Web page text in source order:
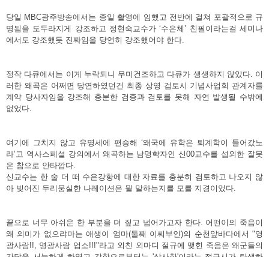
당일 MBC광주방송에서는 종일 촬영에 임했고 전반에 걸쳐 포괄적으로 규
명됨을 도두라지게 강조하고 정현숙교수가 ‘수은체’ 친필이라는걸 세미나
에서도 강조했듯 진짜임을 당연히 강조했어야 한다.
정작 다큐에서는 이게 누락되니 무미건조하고 다큐가 생생하지 않았다. 이
러한 왜곡은 어쩌면 당연하였던건 최종 상영 검토시 기념사업회 관계자를
계약 당사자임을 강조해 충분한 검증과 검토를 못해 자연 발생될 수밖에
없었다.
여기에 그치지 않고 유명세에 편승해 ‘왜국에 유학은 퇴계학이 들어갔노
라’고 역사스페셜 강의에서 왜곡하는 남명학자인 신00교수를 섭외한 잘못
은 참으로 안타깝다.
신교수는 한 술 더 떠 수은강항에 대한 자료를 충분히 검토하고 나오지 않
아 빚어진 두리뭉실한 나레이션은 뭘 말하는지를 모를 지경이었다.
끝으로 너무 아쉬운 한 부분을 더 짚고 넘어가고자 한다. 어떤이의 죽음이
왜 의미가 없으랴마는 애생이 엄마(둘째 이씨부인)의 순천앞바다에서 "영
광사람!!, 영광사람 업소!!!"라고 외친 외마디 절규에 맺힌 죽음은 왜군들의